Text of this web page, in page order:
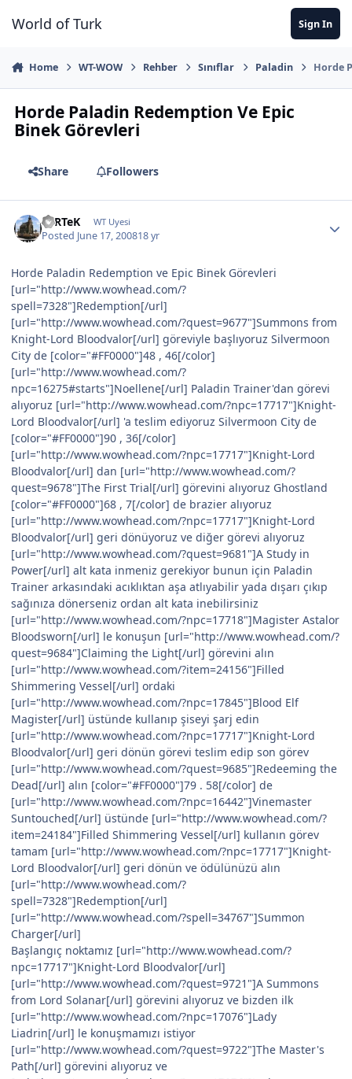
World of Turk Sign In
Home WT-WOW Rehber Sınıflar Paladin Horde
Horde Paladin Redemption Ve Epic
Binek Görevleri
Share Followers
FeRTeK WT Uyesi
Posted June 17, 200818 yr
Horde Paladin Redemption ve Epic Binek Görevleri
[url="http://www.wowhead.com/?
spell=7328"]Redemption[/url]
[url="http://www.wowhead.com/?quest=9677"]Summons from
Knight-Lord Bloodvalor[/url] göreviyle başlıyoruz Silvermoon
City de [color="#FF0000"]48 , 46[/color]
[url="http://www.wowhead.com/?
npc=16275#starts"]Noellene[/url] Paladin Trainer'dan görevi
alıyoruz [url="http://www.wowhead.com/?npc=17717"]Knight-
Lord Bloodvalor[/url] 'a teslim ediyoruz Silvermoon City de
[color="#FF0000"]90 , 36[/color]
[url="http://www.wowhead.com/?npc=17717"]Knight-Lord
Bloodvalor[/url] dan [url="http://www.wowhead.com/?
quest=9678"]The First Trial[/url] görevini alıyoruz Ghostland
[color="#FF0000"]68 , 7[/color] de brazier alıyoruz
[url="http://www.wowhead.com/?npc=17717"]Knight-Lord
Bloodvalor[/url] geri dönüyoruz ve diğer görevi alıyoruz
[url="http://www.wowhead.com/?quest=9681"]A Study in
Power[/url] alt kata inmeniz gerekiyor bunun için Paladin
Trainer arkasındaki acıklıktan aşa atlıyabilir yada dışarı çıkıp
sağınıza dönerseniz ordan alt kata inebilirsiniz
[url="http://www.wowhead.com/?npc=17718"]Magister Astalor
Bloodsworn[/url] le konuşun [url="http://www.wowhead.com/?
quest=9684"]Claiming the Light[/url] görevini alın
[url="http://www.wowhead.com/?item=24156"]Filled
Shimmering Vessel[/url] ordaki
[url="http://www.wowhead.com/?npc=17845"]Blood Elf
Magister[/url] üstünde kullanıp şiseyi şarj edin
[url="http://www.wowhead.com/?npc=17717"]Knight-Lord
Bloodvalor[/url] geri dönün görevi teslim edip son görev
[url="http://www.wowhead.com/?quest=9685"]Redeeming the
Dead[/url] alın [color="#FF0000"]79 . 58[/color] de
[url="http://www.wowhead.com/?npc=16442"]Vinemaster
Suntouched[/url] üstünde [url="http://www.wowhead.com/?
item=24184"]Filled Shimmering Vessel[/url] kullanın görev
tamam [url="http://www.wowhead.com/?npc=17717"]Knight-
Lord Bloodvalor[/url] geri dönün ve ödülünüzü alın
[url="http://www.wowhead.com/?
spell=7328"]Redemption[/url]
[url="http://www.wowhead.com/?spell=34767"]Summon
Charger[/url]
Başlangıç noktamız [url="http://www.wowhead.com/?
npc=17717"]Knight-Lord Bloodvalor[/url]
[url="http://www.wowhead.com/?quest=9721"]A Summons
from Lord Solanar[/url] görevini alıyoruz ve bizden ilk
[url="http://www.wowhead.com/?npc=17076"]Lady
Liadrin[/url] le konuşmamızı istiyor
[url="http://www.wowhead.com/?quest=9722"]The Master's
Path[/url] görevini alıyoruz ve